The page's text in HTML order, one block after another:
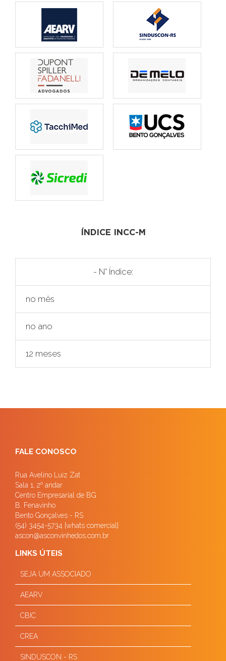
ÍNDICE INCC-M
- N° Índice:
no mês
no ano
12 meses
FALE CONOSCO
Rua Avelino Luiz Zat
Sala 1, 2º andar
Centro Empresarial de BG
B. Fenavinho
Bento Gonçalves - RS
(54) 3454-5734 [whats comercial]
ascon@asconvinhedos.com.br
LINKS ÚTEIS
SEJA UM ASSOCIADO
AEARV
CBIC
CREA
SINDUSCON - RS